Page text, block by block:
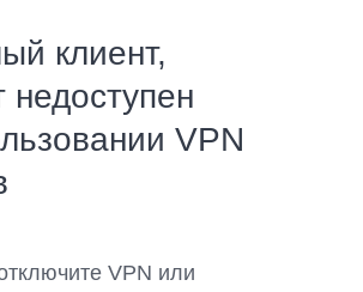
клиент,
недоступен
VPN
VPN или